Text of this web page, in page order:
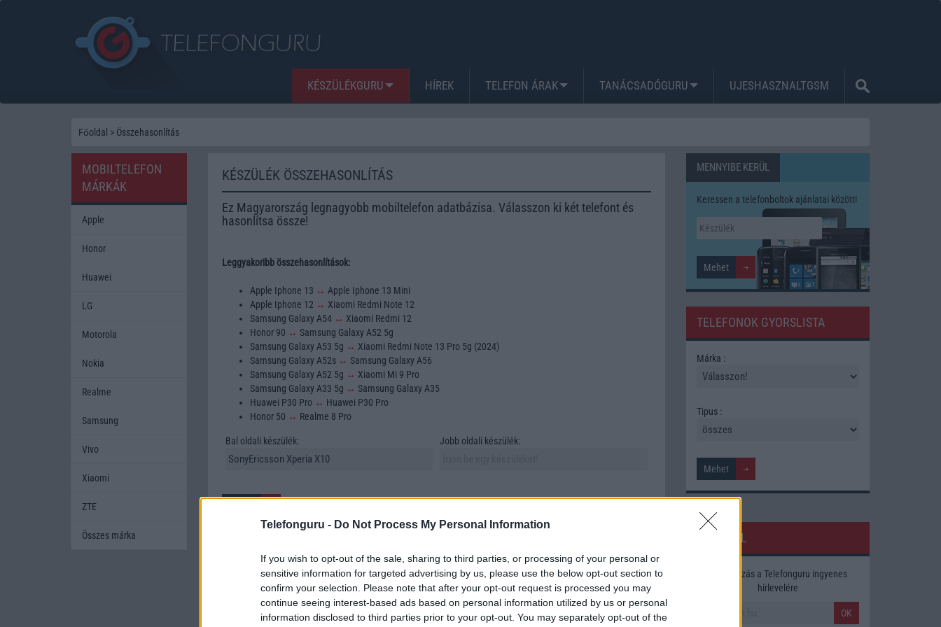
Telefonguru - Do Not Process My Personal Information
If you wish to opt-out of the sale, sharing to third parties, or processing of your personal or
sensitive information for targeted advertising by us, please use the below opt-out section to
confirm your selection. Please note that after your opt-out request is processed you may
continue seeing interest-based ads based on personal information utilized by us or personal
information disclosed to third parties prior to your opt-out. You may separately opt-out of the
KÉSZÜLÉKGURU HÍREK TELEFON ÁRAK TANÁCSADÓGURU UJESHASZNALTGSM
Főoldal > Összehasonlítás
KÉSZÜLÉK ÖSSZEHASONLÍTÁS
Ez Magyarország legnagyobb mobiltelefon adatbázisa. Válasszon ki két telefont és
hasonlítsa össze!
Leggyakoribb összehasonlítások:
Apple Iphone 13 ↔ Apple Iphone 13 Mini
Apple Iphone 12 ↔ Xiaomi Redmi Note 12
Samsung Galaxy A54 ↔ Xiaomi Redmi 12
Honor 90 ↔ Samsung Galaxy A52 5g
Samsung Galaxy A53 5g ↔ Xiaomi Redmi Note 13 Pro 5g (2024)
Samsung Galaxy A52s ↔ Samsung Galaxy A56
Samsung Galaxy A52 5g ↔ Xiaomi Mi 9 Pro
Samsung Galaxy A33 5g ↔ Samsung Galaxy A35
Huawei P30 Pro ↔ Huawei P30 Pro
Honor 50 ↔ Realme 8 Pro
Bal oldali készülék: Jobb oldali készülék:
A mobiltelefonok kiválasztása és összehasonlítása az egyik legfontosabb feladat azok számára, akik új
készüléket szeretnének vásárolni. A mobiltelefonok sokfélesége azonban számos szempontot vonz magára,
amikor két készüléket hasonlítunk össze. Ebben a cikkben összehasonlítunk két szabadon választott
mobiltelefont, és segítünk megtalálni azokat az elemeket, amelyek a döntésünket meghatározzák.
MENNYIBE KERÜL
Keressen a telefonboltok ajánlatai között!
TELEFONOK GYORSLISTA
Márka :
Tipus :
HÍRLEVÉL
Feliratkozás a Telefonguru ingyenes
hírlevelére
OK
MOBILTELEFON
MÁRKÁK
Apple
Honor
Huawei
LG
Motorola
Nokia
Realme
Samsung
Vivo
Xiaomi
ZTE
Összes márka